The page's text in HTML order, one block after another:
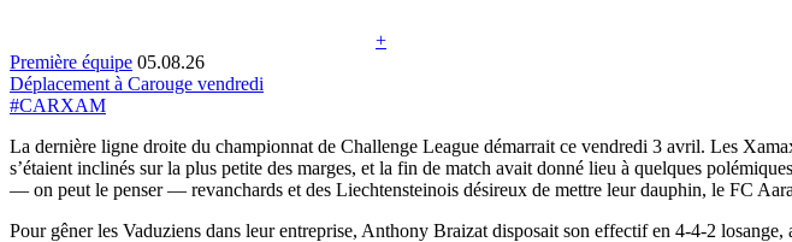
+
Première équipe 05.08.26
Déplacement à Carouge vendredi
#CARXAM
La dernière ligne droite du championnat de Challenge League démarrait ce vendredi 3 avril. Les
s’étaient inclinés sur la plus petite des marges, et la fin de match avait donné lieu à quelques
— on peut le penser — revanchards et des Liechtensteinois désireux de mettre leur dauphin, le FC
Pour gêner les Vaduziens dans leur entreprise, Anthony Braizat disposait son effectif en 4-4-2